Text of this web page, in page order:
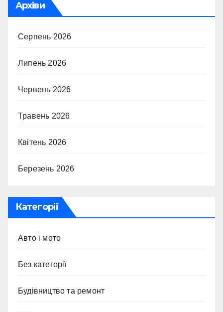
Архіви
Серпень 2026
Липень 2026
Червень 2026
Травень 2026
Квітень 2026
Березень 2026
Категорії
Авто і мото
Без категорії
Будівництво та ремонт